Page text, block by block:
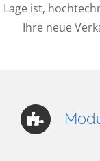
Lage ist,
Ihre neue